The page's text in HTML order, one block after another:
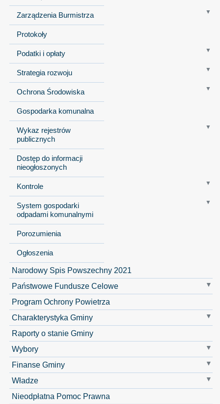
Zarządzenia Burmistrza
Protokoły
Podatki i opłaty
Strategia rozwoju
Ochrona Środowiska
Gospodarka komunalna
Wykaz rejestrów
publicznych
Dostęp do informacji
nieogłoszonych
Kontrole
System gospodarki
odpadami komunalnymi
Porozumienia
Ogłoszenia
Narodowy Spis Powszechny 2021
Państwowe Fundusze Celowe
Program Ochrony Powietrza
Charakterystyka Gminy
Raporty o stanie Gminy
Wybory
Finanse Gminy
Władze
Nieodpłatna Pomoc Prawna